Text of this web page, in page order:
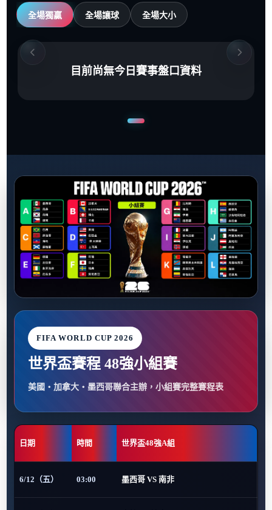
全場獨贏 全場讓球 全場大小
目前尚無今日賽事盤口資料
FIFA WORLD CUP 2026
世界盃賽程 48強小組賽
美國・加拿大・墨西哥聯合主辦，小組賽完整賽程表
日期 時間 世界盃48強A組
6/12（五） 03:00 墨西哥 VS 南非